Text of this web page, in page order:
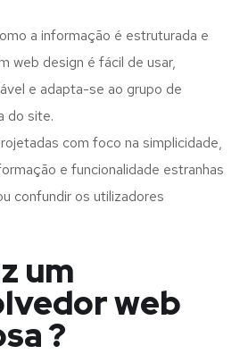
a informação é estruturada e
web design é fácil de usar,
e adapta-se ao grupo de
do site.
com foco na simplicidade,
e funcionalidade estranhas
confundir os utilizadores
um
web
?